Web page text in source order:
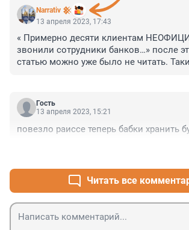
Narrativ 𒆜
13 апреля 2023, 17:43
« Примерно десяти клиентам
звонили сотрудники банков…» после
статью можно уже было не читать.
Гость
13 апреля 2023, 15:21
повезло раиссе теперь бабки хранить
Читать все